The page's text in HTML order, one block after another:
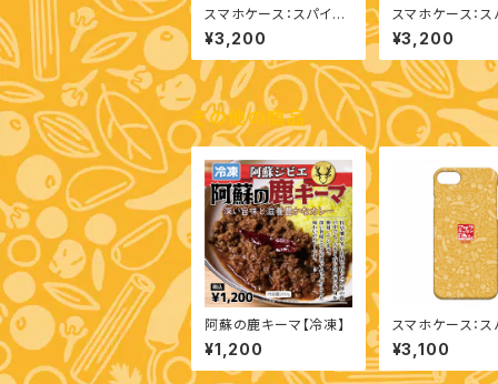
スマホケース：スパイス
柄（iPhone 14 Pro）
¥3,200
スマホケース：ス
柄（iPhone 14
¥3,200
その他の商品
阿蘇の鹿キーマ【冷凍】
¥1,200
スマホケース：
柄（iPhone SE(
3世代)/iPhone
one 7）
¥3,100